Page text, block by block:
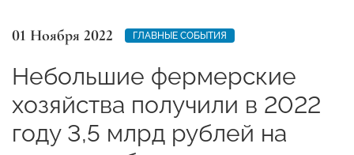
01 Ноября 2022 ГЛАВНЫЕ СОБЫТИЯ
Небольшие фермерские
хозяйства получили в 2022
году 3,5 млрд рублей на